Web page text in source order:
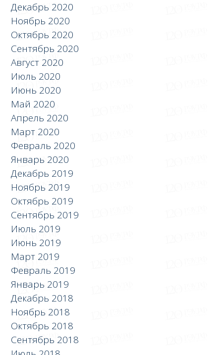
Декабрь 2020
Ноябрь 2020
Октябрь 2020
Сентябрь 2020
Август 2020
Июль 2020
Июнь 2020
Май 2020
Апрель 2020
Март 2020
Февраль 2020
Январь 2020
Декабрь 2019
Ноябрь 2019
Октябрь 2019
Сентябрь 2019
Июль 2019
Июнь 2019
Март 2019
Февраль 2019
Январь 2019
Декабрь 2018
Ноябрь 2018
Октябрь 2018
Сентябрь 2018